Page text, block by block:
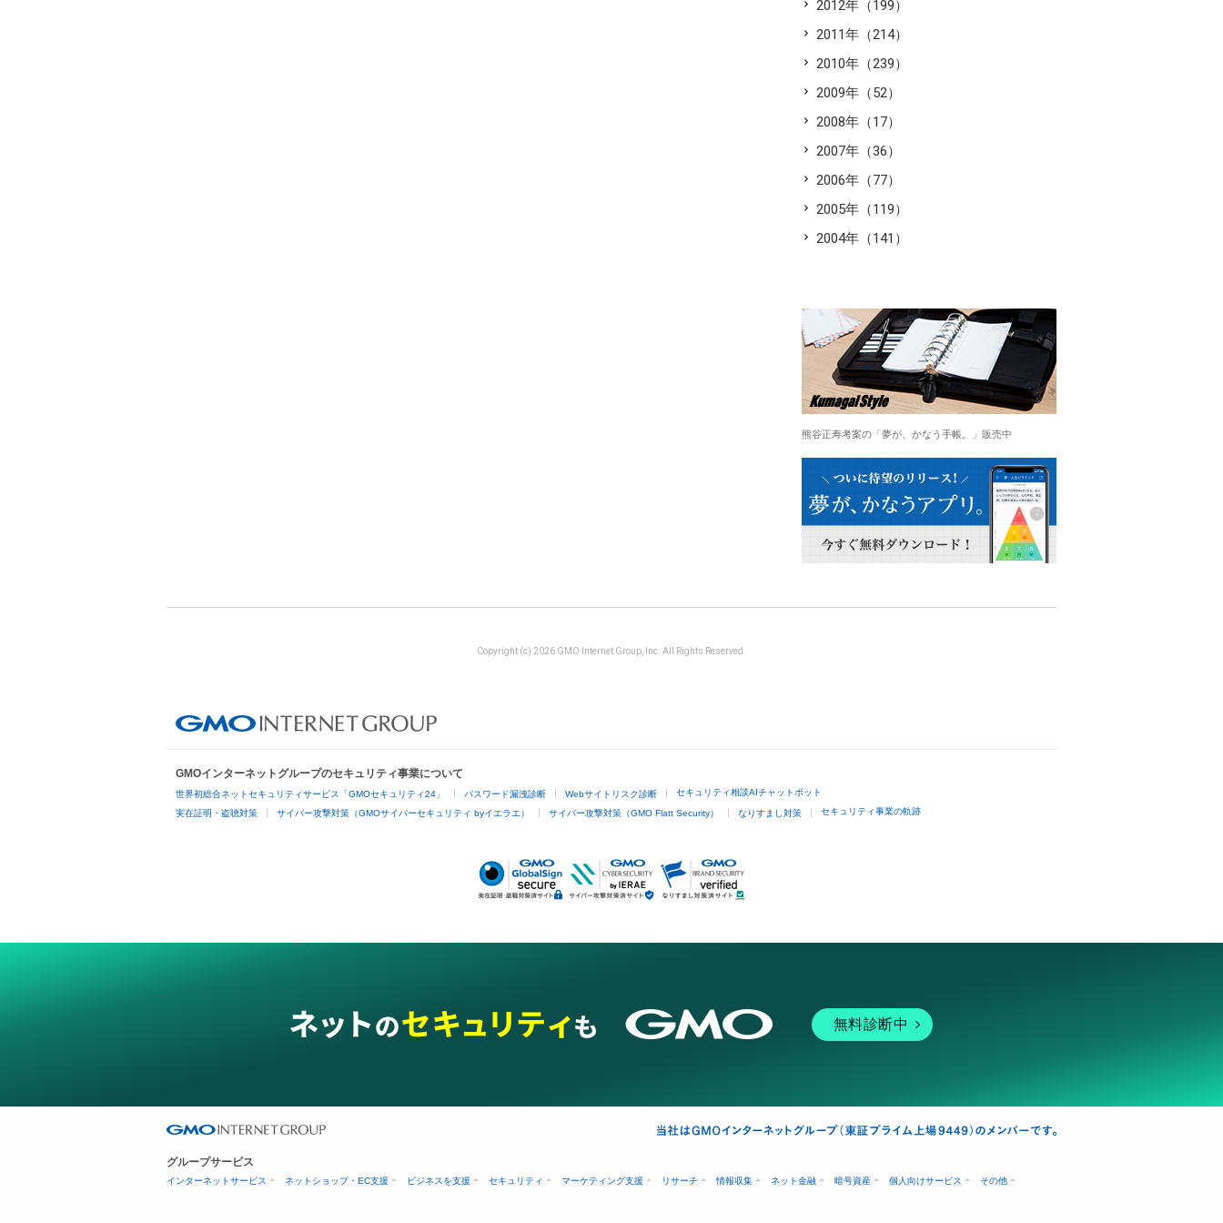
2012年（199）
2011年（214）
2010年（239）
2009年（52）
2008年（17）
2007年（36）
2006年（77）
2005年（119）
2004年（141）
熊谷正寿考案の「夢が、かなう手帳。」販売中
Copyright (c) 2026 GMO Internet Group, Inc. All Rights Reserved.
GMOインターネットグループのセキュリティ事業について
世界初総合ネットセキュリティサービス「GMOセキュリティ24」 パスワード漏洩診断 Webサイトリスク診断 セキュリティ相談AIチャットボット
実在証明・盗聴対策 サイバー攻撃対策（GMOサイバーセキュリティ byイエラエ） サイバー攻撃対策（GMO Flatt Security） なりすまし対策 セキュリティ事業の軌跡
無料診断中
グループサービス
インターネットサービス ネットショップ・EC支援 ビジネスを支援 セキュリティ マーケティング支援 リサーチ 情報収集 ネット金融 暗号資産 個人向けサービス その他